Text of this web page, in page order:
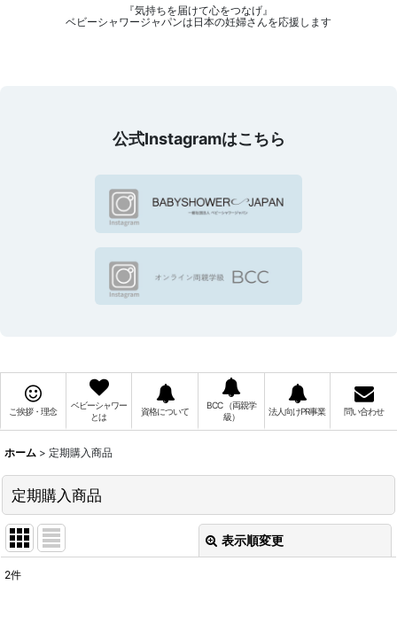
『気持ちを届けて心をつなげ』
ベビーシャワージャパンは日本の妊婦さんを応援します
公式Instagramはこちら
ご挨拶・理念
ベビーシャワー
とは
資格について
BCC （両親学
級）
法人向けPR事業 問い合わせ
ホーム > 定期購入商品
定期購入商品
表示順変更
2件